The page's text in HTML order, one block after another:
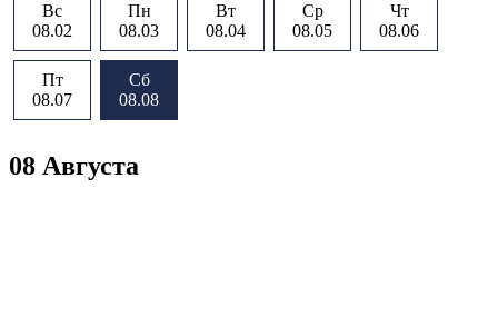
Вс
08.02
Пн
08.03
Вт
08.04
Ср
08.05
Чт
08.06
Пт
08.07
Сб
08.08
08 Августа